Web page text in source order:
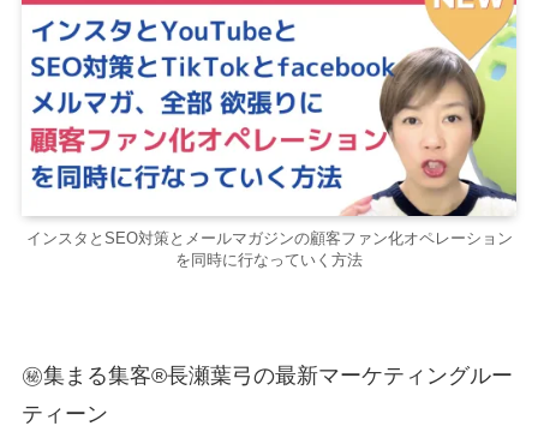
インスタとSEO対策とメールマガジンの顧客ファン化オペレーション
を同時に行なっていく方法
㊙️集まる集客®︎長瀬葉弓の最新マーケティングルー
ティーン